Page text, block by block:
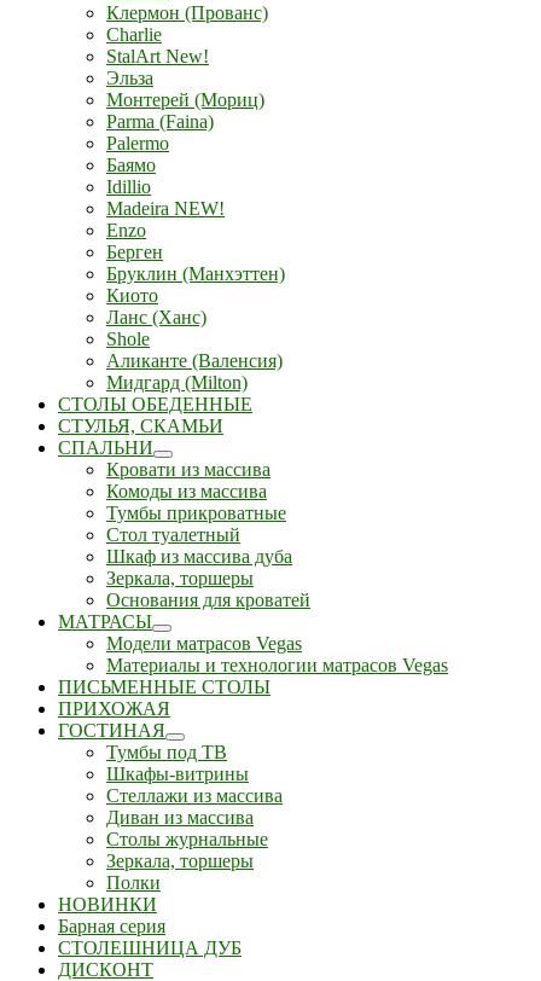
Клермон (Прованс)
Charlie
StalArt New!
Эльза
Монтерей (Мориц)
Parma (Faina)
Palermo
Баямо
Idillio
Madeira NEW!
Enzo
Берген
Бруклин (Манхэттен)
Киото
Ланс (Ханс)
Shole
Аликанте (Валенсия)
Мидгард (Milton)
СТОЛЫ ОБЕДЕННЫЕ
СТУЛЬЯ, СКАМЬИ
СПАЛЬНИ
Кровати из массива
Комоды из массива
Тумбы прикроватные
Стол туалетный
Шкаф из массива дуба
Зеркала, торшеры
Основания для кроватей
МАТРАСЫ
Модели матрасов Vegas
Материалы и технологии матрасов Vegas
ПИСЬМЕННЫЕ СТОЛЫ
ПРИХОЖАЯ
ГОСТИНАЯ
Тумбы под ТВ
Шкафы-витрины
Стеллажи из массива
Диван из массива
Столы журнальные
Зеркала, торшеры
Полки
НОВИНКИ
Барная серия
СТОЛЕШНИЦА ДУБ
ДИСКОНТ